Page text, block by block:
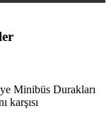
Minibüs Durakları
karşısı